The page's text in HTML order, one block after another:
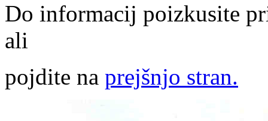
Do informacij poizkusite
ali
pojdite na prejšnjo stran.